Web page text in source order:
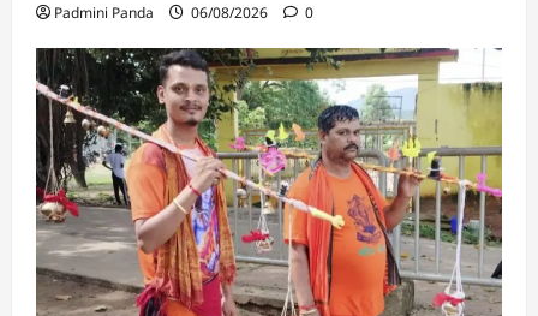
Padmini Panda 06/08/2026 0